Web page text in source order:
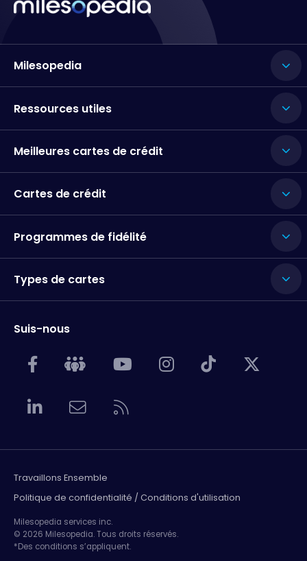
Milesopedia
Ressources utiles
Meilleures cartes de crédit
Cartes de crédit
Programmes de fidélité
Types de cartes
Suis-nous
Travaillons Ensemble
Politique de confidentialité / Conditions d'utilisation
Milesopedia services inc.
© 2026 Milesopedia. Tous droits réservés.
*Des conditions s’appliquent.